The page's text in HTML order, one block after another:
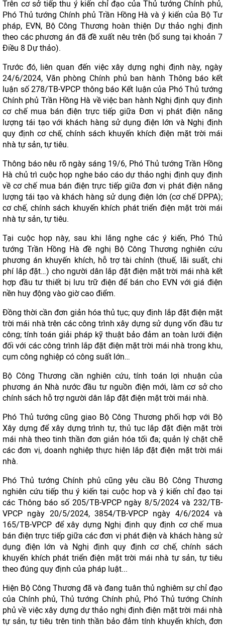
Trên cơ sở tiếp thu ý kiến chỉ đạo của Thủ tướng Chính phủ,
Phó Thủ tướng Chính phủ Trần Hồng Hà và ý kiến của Bộ Tư
pháp, EVN, Bộ Công Thương hoàn thiện Dự thảo nghị định
theo các phương án đã đề xuất nêu trên (bổ sung tại khoản 7
Điều 8 Dự thảo).
Trước đó, liên quan đến việc xây dựng nghị định này, ngày
24/6/2024, Văn phòng Chính phủ ban hành Thông báo kết
luận số 278/TB-VPCP thông báo Kết luận của Phó Thủ tướng
Chính phủ Trần Hồng Hà về việc ban hành Nghị định quy định
cơ chế mua bán điện trực tiếp giữa Đơn vị phát điện năng
lượng tái tạo với khách hàng sử dụng điện lớn và Nghị định
quy định cơ chế, chính sách khuyến khích điện mặt trời mái
nhà tự sản, tự tiêu.
Thông báo nêu rõ ngày sáng 19/6, Phó Thủ tướng Trần Hồng
Hà chủ trì cuộc họp nghe báo cáo dự thảo nghị định quy định
về cơ chế mua bán điện trực tiếp giữa đơn vị phát điện năng
lượng tái tạo và khách hàng sử dụng điện lớn (cơ chế DPPA);
cơ chế, chính sách khuyến khích phát triển điện mặt trời mái
nhà tự sản, tự tiêu.
Tại cuộc họp này, sau khi lắng nghe các ý kiến, Phó Thủ
tướng Trần Hồng Hà đề nghị Bộ Công Thương nghiên cứu
phương án khuyến khích, hỗ trợ tài chính (thuế, lãi suất, chi
phí lắp đặt…) cho người dân lắp đặt điện mặt trời mái nhà kết
hợp đầu tư thiết bị lưu trữ điện để bán cho EVN với giá điện
nền huy động vào giờ cao điểm.
Đồng thời cần đơn giản hóa thủ tục; quy định lắp đặt điện mặt
trời mái nhà trên các công trình xây dựng sử dụng vốn đầu tư
công; tính toán giải pháp kỹ thuật bảo đảm an toàn lưới điện
đối với các công trình lắp đặt điện mặt trời mái nhà trong khu,
cụm công nghiệp có công suất lớn…
Bộ Công Thương cần nghiên cứu, tính toán lợi nhuận của
phương án Nhà nước đầu tư nguồn điện mới, làm cơ sở cho
chính sách hỗ trợ người dân lắp đặt điện mặt trời mái nhà.
Phó Thủ tướng cũng giao Bộ Công Thương phối hợp với Bộ
Xây dựng để xây dựng trình tự, thủ tục lắp đặt điện mặt trời
mái nhà theo tinh thần đơn giản hóa tối đa; quản lý chặt chẽ
các đơn vị, doanh nghiệp thực hiện lắp đặt điện mặt trời mái
nhà.
Phó Thủ tướng Chính phủ cũng yêu cầu Bộ Công Thương
nghiên cứu tiếp thu ý kiến tại cuộc hop và ý kiến chỉ đạo tại
các Thông báo số 205/TB-VPCP ngày 8/5/2024 và 232/TB-
VPCP ngày 20/5/2024, 3854/TB-VPCP ngày 4/6/2024 và
165/TB-VPCP để xây dựng Nghị định quy định cơ chế mua
bán điện trực tiếp giữa các đơn vị phát điện và khách hàng sử
dụng điện lớn và Nghị định quy định cơ chế, chính sách
khuyến khích phát triển điện mặt trời mái nhà tự sản, tự tiêu
theo đúng quy định của pháp luật...
Hiện Bộ Công Thương đã và đang tuân thủ nghiêm sự chỉ đạo
của Chính phủ, Thủ tướng Chính phủ, Phó Thủ tướng Chính
phủ về việc xây dựng dự thảo nghị định điện mặt trời mái nhà
tự sản, tự tiêu trên tinh thần bảo đảm tính khuyến khích, đơn